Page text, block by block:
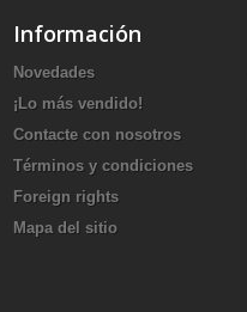
Información
Novedades
¡Lo más vendido!
Contacte con nosotros
Términos y condiciones
Foreign rights
Mapa del sitio